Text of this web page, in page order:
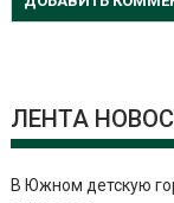
ЛЕНТА
В Южном детскую